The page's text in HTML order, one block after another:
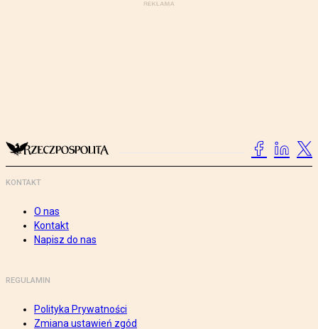
KONTAKT
O nas
Kontakt
Napisz do nas
REGULAMIN
Polityka Prywatności
Zmiana ustawień zgód